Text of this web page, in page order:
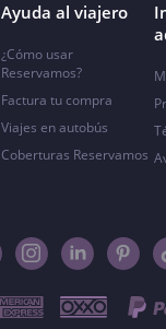
Ayuda al viajero
¿Cómo usar
Reservamos?
Factura tu compra
Viajes en autobús
Coberturas Reservamos